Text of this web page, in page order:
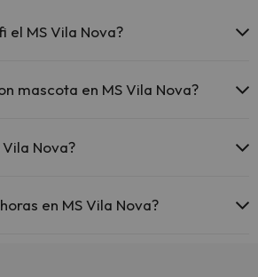
el MS Vila Nova?
de Wi-Fi.
mascota en MS Vila Nova?
Vila Nova?
y otras instalaciones.
en MS Vila Nova?